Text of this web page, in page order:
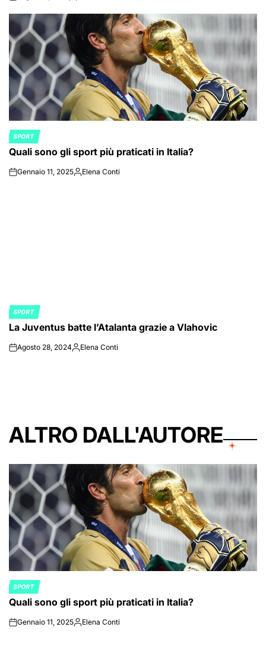
POSTED
IN
SPORT
Quali sono gli sport più praticati in Italia?
onGennaio 11, 2025Posted
Elena Conti
POSTED
IN
SPORT
La Juventus batte l’Atalanta grazie a Vlahovic
onAgosto 28, 2024Posted
Elena Conti
ALTRO DALL'AUTORE
POSTED
IN
SPORT
Quali sono gli sport più praticati in Italia?
onGennaio 11, 2025Posted
Elena Conti